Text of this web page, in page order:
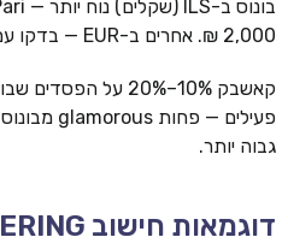
2,000 ₪. אחרים ב-EUR — בדקו עמלת המרה בבנק.
קאשבק 10%–20% על
גבוה יותר.
דוגמאות חישוב WAGERING מפורטות